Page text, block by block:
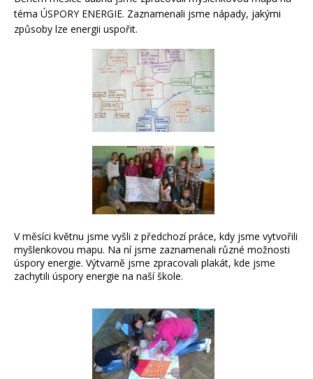
téma ÚSPORY ENERGIE. Zaznamenali jsme nápady, jakými
způsoby lze energii uspořit.
V měsíci květnu jsme vyšli z předchozí práce, kdy jsme vytvořili
myšlenkovou mapu. Na ní jsme zaznamenali různé možnosti
úspory energie. Výtvarně jsme zpracovali plakát, kde jsme
zachytili úspory energie na naší škole.